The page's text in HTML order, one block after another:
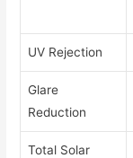
UV Rejection
Glare
Reduction
Total Solar